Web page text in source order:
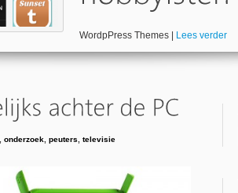
WordpPress Themes | Lees verder
onderzoek peuters televisie